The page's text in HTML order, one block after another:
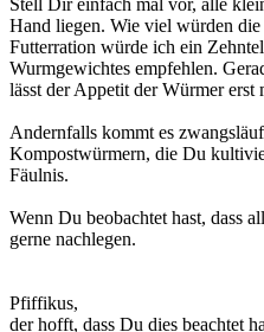
Hand liegen. Wie viel würden
Futterration würde ich ein
Wurmgewichtes empfehlen.
lässt der Appetit der Würmer erst
Andernfalls kommt es
Kompostwürmern, die Du
Fäulnis.
Wenn Du beobachtet hast, dass
gerne nachlegen.
Pfiffikus,
der hofft, dass Du dies beachtet